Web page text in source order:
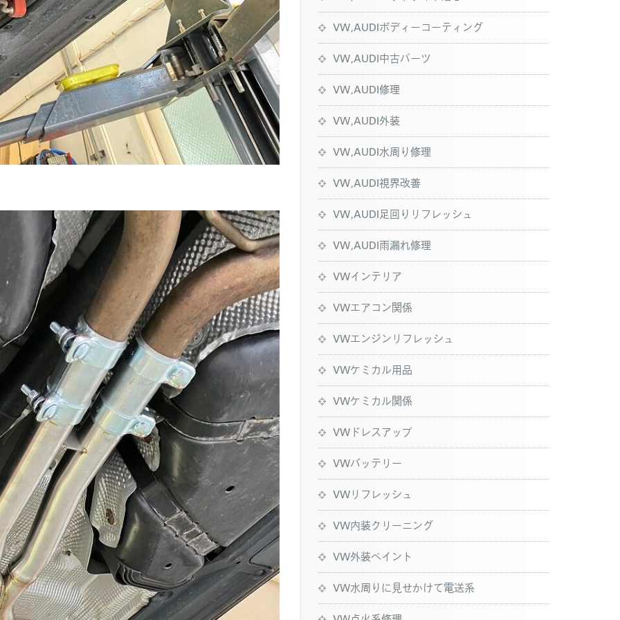
VW,AUDIボディーコーティング
VW,AUDI中古パーツ
VW,AUDI修理
VW,AUDI外装
VW,AUDI水周り修理
VW,AUDI視界改善
VW,AUDI足回りリフレッシュ
VW,AUDI雨漏れ修理
VWインテリア
VWエアコン関係
VWエンジンリフレッシュ
VWケミカル用品
VWケミカル関係
VWドレスアップ
VWバッテリー
VWリフレッシュ
VW内装クリーニング
VW外装ペイント
VW水周りに見せかけて電送系